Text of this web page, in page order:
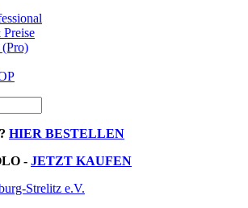
HIER BESTELLEN
- JETZT KAUFEN